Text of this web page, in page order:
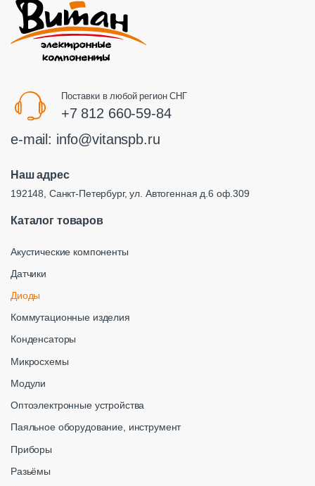
Поставки в любой регион СНГ
+7 812 660-59-84
e-mail: info@vitanspb.ru
Наш адрес
192148, Санкт-Петербург, ул. Автогенная д.6 оф.309
Каталог товаров
Акустические компоненты
Датчики
Диоды
Коммутационные изделия
Конденсаторы
Микросхемы
Модули
Оптоэлектронные устройства
Паяльное оборудование, инструмент
Приборы
Разьёмы